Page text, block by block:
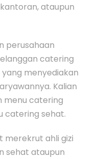
ataupun
perusahaan
catering
menyediakan
Kalian
menu catering
catering sehat.
merekrut ahli gizi
sehat ataupun